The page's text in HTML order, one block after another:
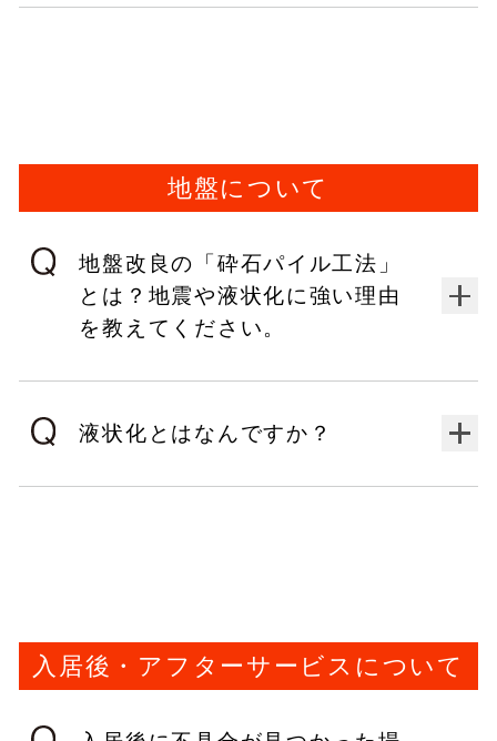
地盤について
地盤改良の「砕石パイル工法」
とは？地震や液状化に強い理由
を教えてください。
液状化とはなんですか？
入居後・アフターサービスについて